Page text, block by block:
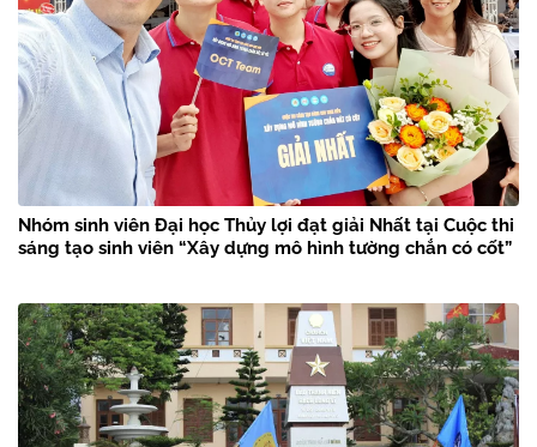
Nhóm sinh viên Đại học Thủy lợi đạt giải Nhất tại Cuộc thi
sáng tạo sinh viên “Xây dựng mô hình tường chắn có cốt”